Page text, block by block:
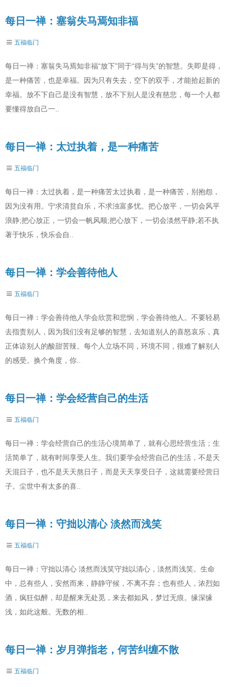
每日一禅：塞翁失马焉知非福
五福临门
每日一禅：塞翁失马焉知非福“放下”同于“得与失”的智慧。失即是得，
是一种痛苦，也是幸福。因为只有失去，空下的双手，才能拾起新的
幸福。放不下自己是没有智慧，放不下别人是没有慈悲，每一个人都
要懂得放自己一..
每日一禅：太过执着，是一种痛苦
五福临门
每日一禅：太过执着，是一种痛苦太过执着，是一种痛苦，别抱怨，
因为没有用。宁求清贫自乐，不求浊富多忧。把心放平，一切会风平
浪静;把心放正，一切会一帆风顺;把心放下，一切会淡然平静;若不执
著于快乐，快乐会自..
每日一禅：学会善待他人
五福临门
每日一禅：学会善待他人学会欣赏和悲悯，学会善待他人。不要轻易
去指责别人，因为我们没有足够的智慧，去知道别人的喜怒哀乐，真
正体谅别人的酸甜苦辣。每个人立场不同，环境不同，很难了解别人
的感受。换个角度，你..
每日一禅：学会经营自己的生活
五福临门
每日一禅：学会经营自己的生活心境简单了，就有心思经营生活；生
活简单了，就有时间享受人生。我们要学会经营自己的生活，不是天
天混日子，也不是天天熬日子，而是天天享受日子，这就需要经营日
子。尘世中有太多的喜..
每日一禅：守拙以清心 淡然而浅笑
五福临门
每日一禅：守拙以清心 淡然而浅笑守拙以清心，淡然而浅笑。生命
中，总有些人，安然而来，静静守候，不离不弃；也有些人，浓烈如
酒，疯狂似醉，却是醒来无处觅，来去都如风，梦过无痕。缘深缘
浅，如此这般。无数的相..
每日一禅：岁月弹指老，何苦纠缠不散
五福临门